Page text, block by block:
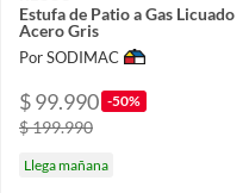
Estufa de Patio a Gas Licuado
Acero Gris
Por SODIMAC
$ 99.990 -50%
$ 199.990
Llega mañana